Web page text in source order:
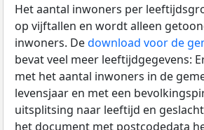
Het aantal inwoners per
op vijftallen en wordt alleen
inwoners. Dedownload voor de
bevat veel meer leeftijdgegevens:
met het aantal inwoners in de
levensjaar en met een
uitsplitsing naar leeftijd en
het document met postcodedata